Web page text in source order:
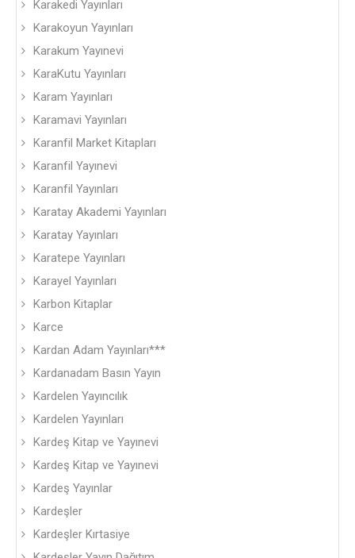
Karakedi Yayınları
Karakoyun Yayınları
Karakum Yayınevi
KaraKutu Yayınları
Karam Yayınları
Karamavi Yayınları
Karanfil Market Kitapları
Karanfil Yayınevi
Karanfil Yayınları
Karatay Akademi Yayınları
Karatay Yayınları
Karatepe Yayınları
Karayel Yayınları
Karbon Kitaplar
Karce
Kardan Adam Yayınları***
Kardanadam Basın Yayın
Kardelen Yayıncılık
Kardelen Yayınları
Kardeş Kitap ve Yayınevi
Kardeş Kitap ve Yayınevi
Kardeş Yayınlar
Kardeşler
Kardeşler Kırtasiye